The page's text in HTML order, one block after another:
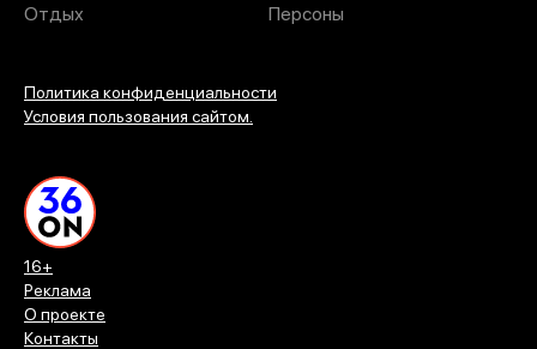
16+
Реклама
О проекте
Контакты
Отдых
Персоны
Политика конфиденциальности
Условия пользования сайтом.